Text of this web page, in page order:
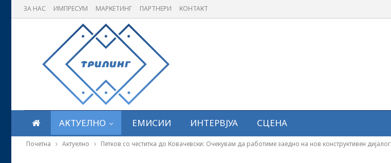
ЗА НАС ИМПРЕСУМ МАРКЕТИНГ ПАРТНЕРИ КОНТАКТ
АКТУЕЛНО ЕМИСИИ ИНТЕРВЈУА СЦЕНА
Почетна Актуелно Петков со честитка до Ковачевски: Очекувам да работиме заедно на нов конструктивен дијалог